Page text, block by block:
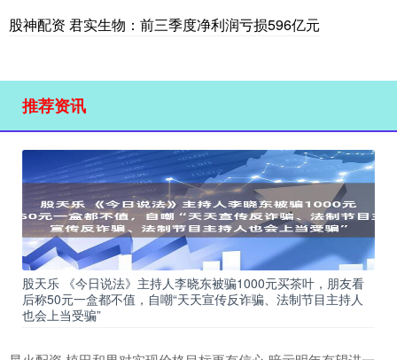
股神配资 君实生物：前三季度净利润亏损596亿元
推荐资讯
股天乐 《今日说法》主持人李晓东被骗1000元买茶叶，朋友看
后称50元一盒都不值，自嘲“天天宣传反诈骗、法制节目主持人
也会上当受骗”